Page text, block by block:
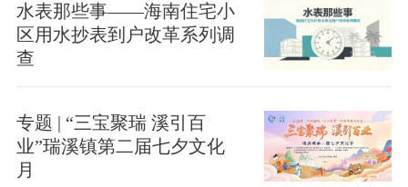
水表那些事——海南住宅小
区用水抄表到户改革系列调
查
专题 | “三宝聚瑞 溪引百
业”瑞溪镇第二届七夕文化
月